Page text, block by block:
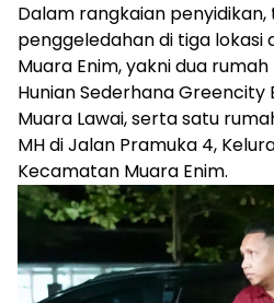
Dalam rangkaian
penggeledahan di tiga lokasi
Muara Enim, yakni dua
Hunian Sederhana Greencity
Muara Lawai, serta satu
MH di Jalan Pramuka 4,
Kecamatan Muara Enim.